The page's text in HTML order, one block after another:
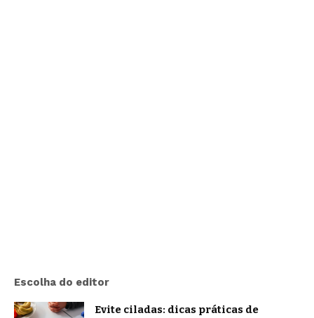
Escolha do editor
Evite ciladas: dicas práticas de